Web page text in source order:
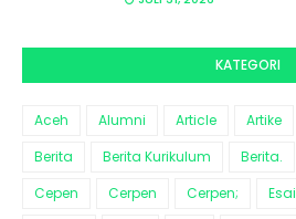
KATEGORI
Aceh Alumni Article Artike
Berita
Berita Kurikulum Berita.
Cepen
Cerpen Cerpen; Esai